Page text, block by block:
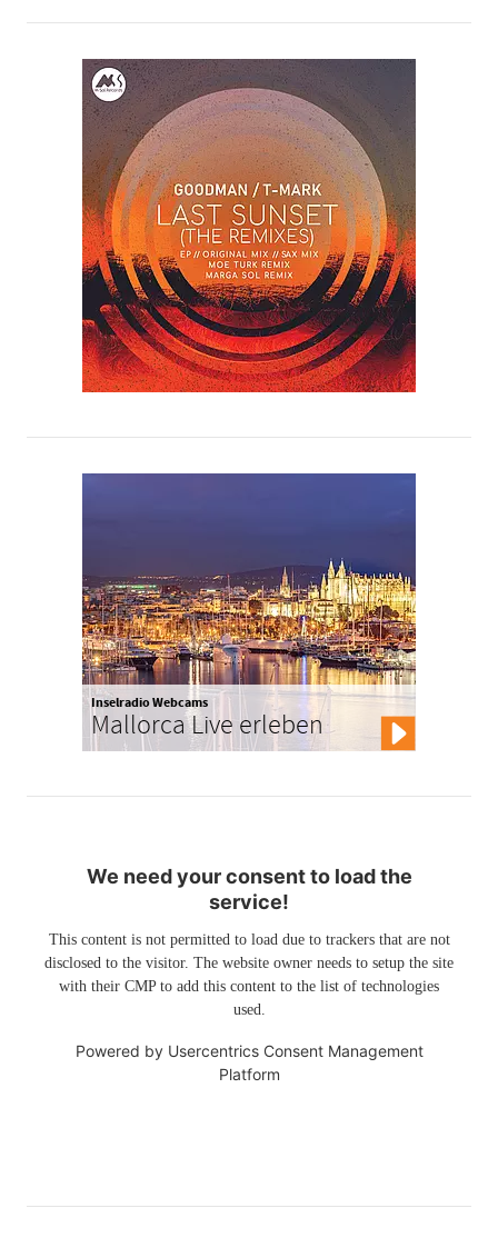
Inselradio Webcams
Mallorca Live erleben
We need your consent to load the
service!
This content is not permitted to load due to trackers that are not
disclosed to the visitor. The website owner needs to setup the site
with their CMP to add this content to the list of technologies
used.
Powered by Usercentrics Consent Management
Platform